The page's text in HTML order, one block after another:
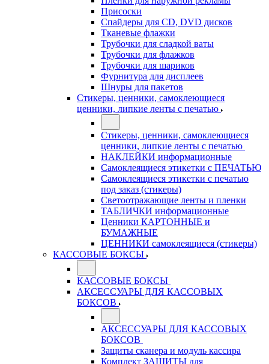
Присоски
Спайдеры для CD, DVD дисков
Тканевые флажки
Трубочки для сладкой ваты
Трубочки для флажков
Трубочки для шариков
Фурнитура для дисплеев
Шнуры для пакетов
Стикеры, ценники, самоклеющиеся
ценники, липкие ленты с печатью
Стикеры, ценники, самоклеющиеся
ценники, липкие ленты с печатью
НАКЛЕЙКИ информационные
Самоклеящиеся этикетки с ПЕЧАТЬЮ
Самоклеящиеся этикетки с печатью
под заказ (стикеры)
Светоотражающие ленты и пленки
ТАБЛИЧКИ информационные
Ценники КАРТОННЫЕ и
БУМАЖНЫЕ
ЦЕННИКИ самоклеящиеся (стикеры)
КАССОВЫЕ БОКСЫ
КАССОВЫЕ БОКСЫ
АКСЕССУАРЫ ДЛЯ КАССОВЫХ
БОКСОВ
АКСЕССУАРЫ ДЛЯ КАССОВЫХ
БОКСОВ
Защиты сканера и модуль кассира
Комплект ЗАЩИТЫ для